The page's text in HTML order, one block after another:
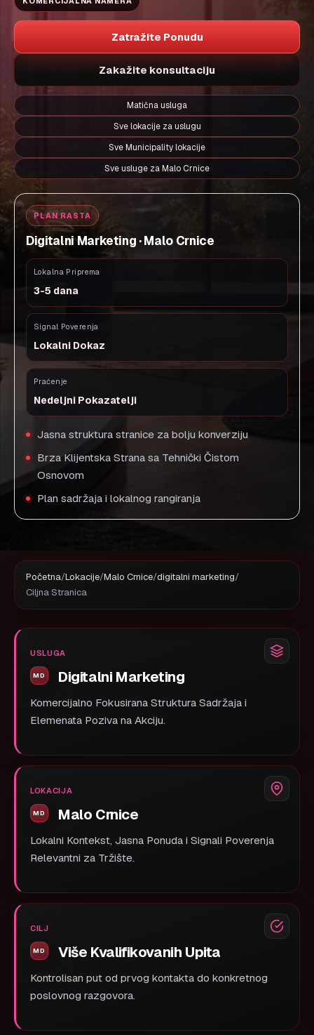
Zatražite Ponudu
Zakažite konsultaciju
Matična usluga
Sve lokacije za uslugu
Sve Municipality lokacije
Sve usluge za Malo Crnice
PLAN RASTA
Digitalni Marketing · Malo Crnice
Lokalna Priprema
3-5 dana
Signal Poverenja
Lokalni Dokaz
Praćenje
Nedeljni Pokazatelji
Jasna struktura stranice za bolju konverziju
Brza Klijentska Strana sa Tehnički Čistom
Osnovom
Plan sadržaja i lokalnog rangiranja
Početna/Lokacije/Malo Crnice/digitalni marketing/
Ciljna Stranica
USLUGA
Digitalni Marketing
Komercijalno Fokusirana Struktura Sadržaja i
Elemenata Poziva na Akciju.
LOKACIJA
Malo Crnice
Lokalni Kontekst, Jasna Ponuda i Signali Poverenja
Relevantni za Tržište.
CILJ
Više Kvalifikovanih Upita
Kontrolisan put od prvog kontakta do konkretnog
poslovnog razgovora.